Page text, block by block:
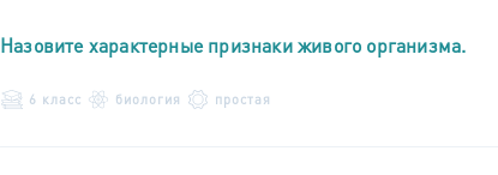
Назовите характерные признаки живого организма.
6 класс биология простая